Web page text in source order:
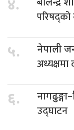
४. बालेन्द्र
५. नेपाली
६.
उद्घाटन